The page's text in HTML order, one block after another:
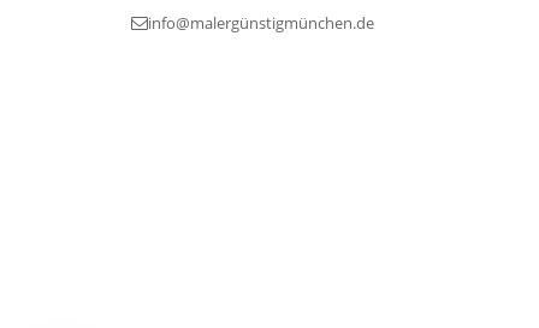
info@malergünstigmünchen.de